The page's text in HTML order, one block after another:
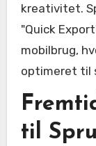
kreativitet.
"Quick
mobilbrug,
optimeret til
til